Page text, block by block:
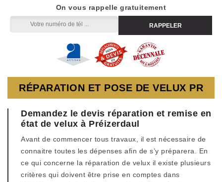
On vous rappelle gratuitement
RÉPARATION ET POSE DE VELUX PR
Demandez le devis réparation et remise en
état de velux à Préizerdaul
Avant de commencer tous travaux, il est nécessaire de
connaitre toutes les dépenses afin de s’y préparera. En
ce qui concerne la réparation de velux il existe plusieurs
critères qui doivent être prise en comptes dans